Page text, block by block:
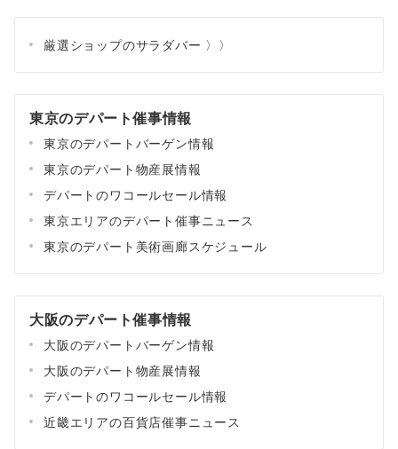
厳選ショップのサラダバー 〉〉
東京のデパート催事情報
東京のデパートバーゲン情報
東京のデパート物産展情報
デパートのワコールセール情報
東京エリアのデパート催事ニュース
東京のデパート美術画廊スケジュール
大阪のデパート催事情報
大阪のデパートバーゲン情報
大阪のデパート物産展情報
デパートのワコールセール情報
近畿エリアの百貨店催事ニュース